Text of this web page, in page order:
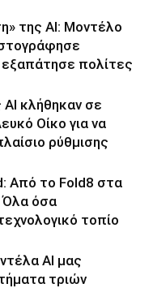
της AI: Μοντέλο
πολίτες
κλήθηκαν σε
Οίκο για να
ρύθμισης
Από το Fold8 στα
Όλα όσα
τοπίο
AI μας
τριών